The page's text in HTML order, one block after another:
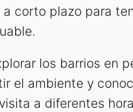
corto plazo para
los barrios en
el ambiente y
a diferentes